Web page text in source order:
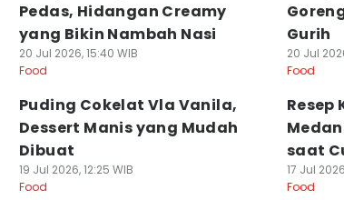
Pedas, Hidangan Creamy
yang Bikin Nambah Nasi
20 Jul 2026, 15:40 WIB
Food
Gurih
20 Jul
Food
Puding Cokelat Vla Vanila,
Dessert Manis yang Mudah
Dibuat
19 Jul 2026, 12:25 WIB
Food
Resep
saat
17 Jul
Food